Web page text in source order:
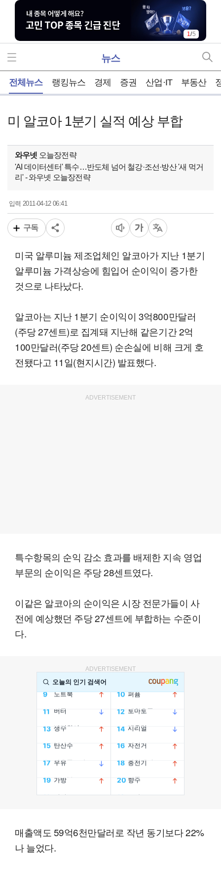
1/5
뉴스
전체뉴스 랭킹뉴스 경제 증권 산업·IT 부동산
미 알코아 1분기 실적 예상 부합
와우넷 오늘장전략
'AI 데이터센터' 특수…반도체 넘어 철강·조선·방산 '새 먹거
리' - 와우넷 오늘장전략
입력2011-04-12 06:41
구독
미국 알루미늄 제조업체인 알코아가 지난 1분기
알루미늄 가격상승에 힘입어 순이익이 증가한
것으로 나타났다.
알코아는 지난 1분기 순이익이 3억800만달러
(주당 27센트)로 집계돼 지난해 같은기간 2억
100만달러(주당 20센트) 순손실에 비해 크게 호
전됐다고 11일(현지시간) 발표했다.
ADVERTISEMENT
특수항목의 순익 감소 효과를 배제한 지속 영업
부문의 순이익은 주당 28센트였다.
이같은 알코아의 순이익은 시장 전문가들이 사
전에 예상했던 주당 27센트에 부합하는 수준이
다.
ADVERTISEMENT
매출액도 59억6천만달러로 작년 동기보다 22%
나 늘었다.